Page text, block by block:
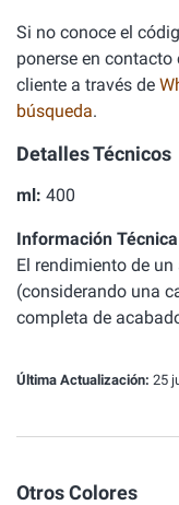
Si no conoce el
ponerse en
cliente a través de
búsqueda.
Detalles Técnicos
ml: 400
Información
El rendimiento de
(considerando una
completa de
Última Actualización: 25
Otros Colores